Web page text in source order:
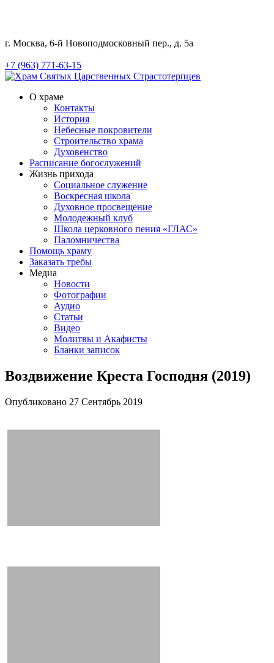
г. Москва, 6-й Новоподмосковный пер., д. 5а
+7 (963) 771-63-15
О храме
Контакты
История
Небесные покровители
Строительство храма
Духовенство
Расписание богослужений
Жизнь прихода
Социальное служение
Воскресная школа
Духовное просвещение
Молодежный клуб
Школа церковного пения «ГЛАС»
Паломничества
Помощь храму
Заказать требы
Медиа
Новости
Фотографии
Аудио
Статьи
Видео
Молитвы и Акафисты
Бланки записок
Воздвижение Креста Господня (2019)
Опубликовано 27 Сентябрь 2019